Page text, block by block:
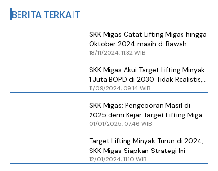
BERITA TERKAIT
SKK Migas Catat Lifting Migas hingga
Oktober 2024 masih di Bawah
Target, tapi Tambahan Sumber Daya
18/11/2024, 11.32 WIB
SKK Migas Akui Target Lifting Minyak
1 Juta BOPD di 2030 Tidak Realistis,
tapi…
11/09/2024, 09.14 WIB
SKK Migas: Pengeboran Masif di
2025 demi Kejar Target Lifting Migas
1,6 Juta BOEPD
01/01/2025, 07.46 WIB
Target Lifting Minyak Turun di 2024,
SKK Migas Siapkan Strategi Ini
12/01/2024, 11.10 WIB